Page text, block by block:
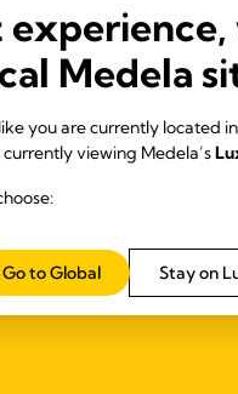
waschbar und können so
verwendet
Medela
you are currently located in
currently viewing Medela’s
Stay on
Go to Global